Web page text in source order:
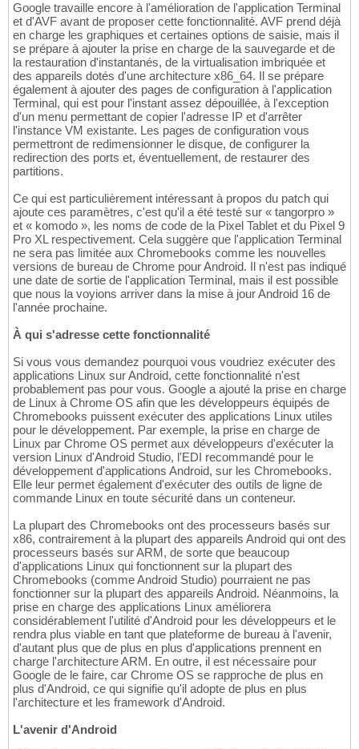
Google travaille encore à l'amélioration de l'application Terminal
et d'AVF avant de proposer cette fonctionnalité. AVF prend déjà
en charge les graphiques et certaines options de saisie, mais il
se prépare à ajouter la prise en charge de la sauvegarde et de
la restauration d'instantanés, de la virtualisation imbriquée et
des appareils dotés d'une architecture x86_64. Il se prépare
également à ajouter des pages de configuration à l'application
Terminal, qui est pour l'instant assez dépouillée, à l'exception
d'un menu permettant de copier l'adresse IP et d'arrêter
l'instance VM existante. Les pages de configuration vous
permettront de redimensionner le disque, de configurer la
redirection des ports et, éventuellement, de restaurer des
partitions.
Ce qui est particulièrement intéressant à propos du patch qui
ajoute ces paramètres, c'est qu'il a été testé sur « tangorpro »
et « komodo », les noms de code de la Pixel Tablet et du Pixel 9
Pro XL respectivement. Cela suggère que l'application Terminal
ne sera pas limitée aux Chromebooks comme les nouvelles
versions de bureau de Chrome pour Android. Il n'est pas indiqué
une date de sortie de l'application Terminal, mais il est possible
que nous la voyions arriver dans la mise à jour Android 16 de
l'année prochaine.
À qui s'adresse cette fonctionnalité
Si vous vous demandez pourquoi vous voudriez exécuter des
applications Linux sur Android, cette fonctionnalité n'est
probablement pas pour vous. Google a ajouté la prise en charge
de Linux à Chrome OS afin que les développeurs équipés de
Chromebooks puissent exécuter des applications Linux utiles
pour le développement. Par exemple, la prise en charge de
Linux par Chrome OS permet aux développeurs d'exécuter la
version Linux d'Android Studio, l'EDI recommandé pour le
développement d'applications Android, sur les Chromebooks.
Elle leur permet également d'exécuter des outils de ligne de
commande Linux en toute sécurité dans un conteneur.
La plupart des Chromebooks ont des processeurs basés sur
x86, contrairement à la plupart des appareils Android qui ont des
processeurs basés sur ARM, de sorte que beaucoup
d'applications Linux qui fonctionnent sur la plupart des
Chromebooks (comme Android Studio) pourraient ne pas
fonctionner sur la plupart des appareils Android. Néanmoins, la
prise en charge des applications Linux améliorera
considérablement l'utilité d'Android pour les développeurs et le
rendra plus viable en tant que plateforme de bureau à l'avenir,
d'autant plus que de plus en plus d'applications prennent en
charge l'architecture ARM. En outre, il est nécessaire pour
Google de le faire, car Chrome OS se rapproche de plus en
plus d'Android, ce qui signifie qu'il adopte de plus en plus
l'architecture et les framework d'Android.
L'avenir d'Android